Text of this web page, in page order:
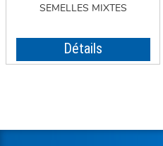
SEMELLES MIXTES
Détails